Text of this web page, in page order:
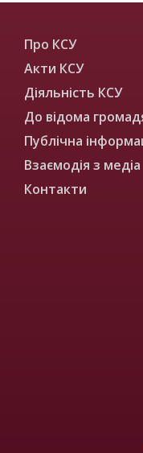
Про КСУ
Акти КСУ
Діяльність КСУ
До відома
Публічна
Взаємодія з медіа
Контакти